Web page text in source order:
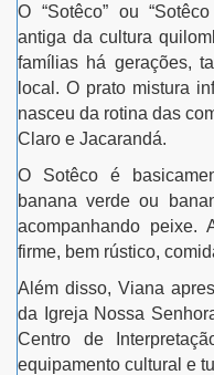
O “Sotêco” ou
antiga da cultura
famílias há gerações,
local. O prato mistura
nasceu da rotina das
Claro e Jacarandá.
O Sotêco é
banana verde ou
acompanhando peixe.
firme, bem rústico,
Além disso, Viana
da Igreja Nossa
Centro de
equipamento cultural e